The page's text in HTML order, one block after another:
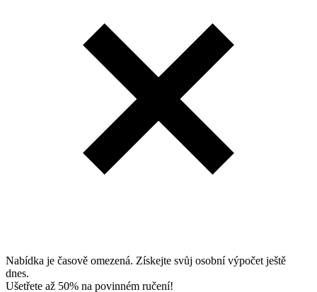
Nabídka je časově omezená. Získejte svůj osobní výpočet ještě
dnes.
Ušetřete až 50% na povinném ručení!